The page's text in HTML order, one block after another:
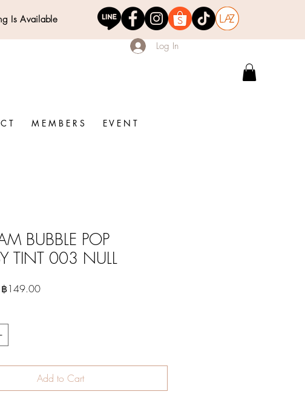
Is Available
Log In
T M E M B E R S E V E N T
BUBBLE POP
TINT 003 NULL
฿149.00Sale
Add to Cart